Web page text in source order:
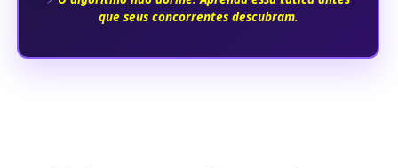
que seus concorrentes descubram.